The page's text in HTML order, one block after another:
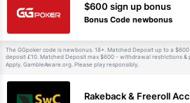
$600 sign up bonus
Bonus Code newbonus
The GGpoker code is newbonus. 18+. Matched Deposit up to a
deposit £10. Matched Deposit max $600 - withdrawal restrictions
Apply. GambleAware.org. Please play responsibly.
Rakeback & Freeroll